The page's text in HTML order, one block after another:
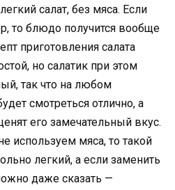
салат, без мяса. Если
то блюдо получится вообще
приготовления салата
но салатик при этом
так что на любом
смотреться отлично, а
его замечательный вкус.
используем мяса, то такой
легкий, а если заменить
даже сказать —